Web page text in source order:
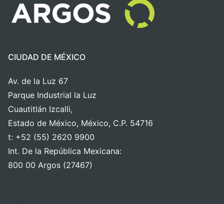
CIUDAD DE MÉXICO
Av. de la Luz 67
Parque Industrial la Luz
Cuautitlán Izcalli,
Estado de México, México, C.P. 54716
t: +52 (55) 2620 9900
Int. De la República Mexicana:
800 00 Argos (27467)